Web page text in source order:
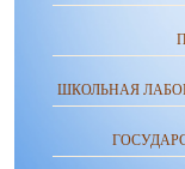
ШКОЛЬНАЯ